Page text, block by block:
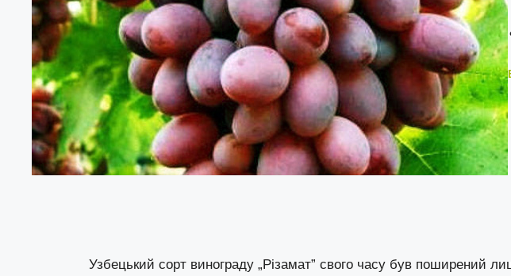
Узбецький сорт винограду „Різамат” свого часу був поширений